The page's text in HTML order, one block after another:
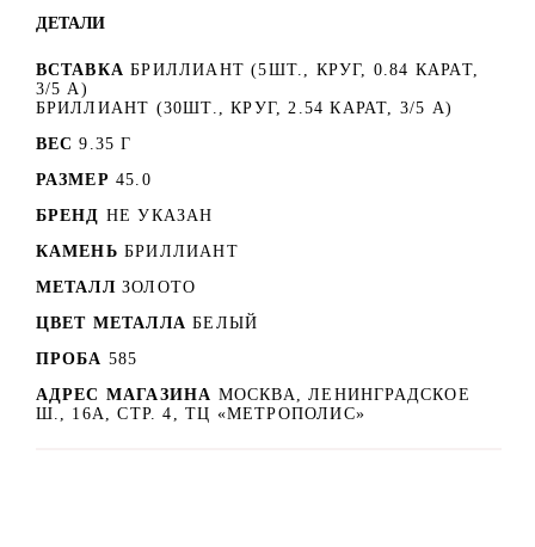
ДЕТАЛИ
ВСТАВКА БРИЛЛИАНТ (5ШТ., КРУГ, 0.84 КАРАТ,
3/5 А)
БРИЛЛИАНТ (30ШТ., КРУГ, 2.54 КАРАТ, 3/5 А)
ВЕС 9.35 Г
РАЗМЕР 45.0
БРЕНД НЕ УКАЗАН
КАМЕНЬ БРИЛЛИАНТ
МЕТАЛЛ ЗОЛОТО
ЦВЕТ МЕТАЛЛА БЕЛЫЙ
ПРОБА 585
АДРЕС МАГАЗИНА МОСКВА, ЛЕНИНГРАДСКОЕ
Ш., 16А, СТР. 4, ТЦ «МЕТРОПОЛИС»